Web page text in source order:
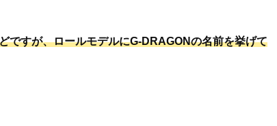
ですが、ロールモデルにG-DRAGONの名前を挙げて